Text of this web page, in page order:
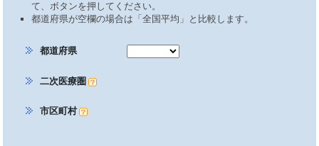
て、ボタンを押してください。
都道府県が空欄の場合は「全国平均」と比較します。
都道府県
二次医療圏
市区町村